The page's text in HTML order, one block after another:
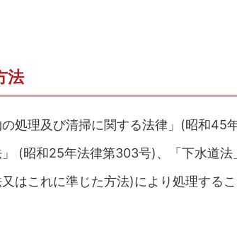
法
処理及び清掃に関する法律」(昭和45
(昭和25年法律第303号)、「下水道
はこれに準じた方法)により処理するこ